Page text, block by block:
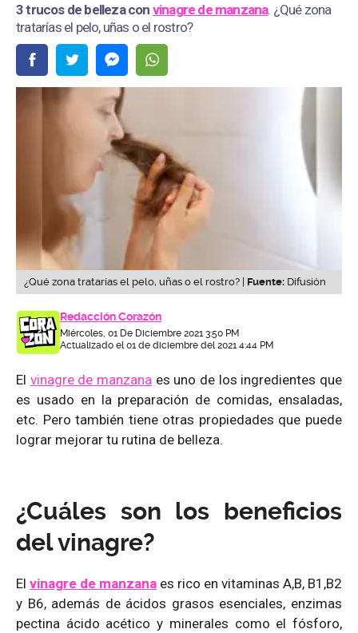
3 trucos de belleza con vinagre de manzana. ¿Qué zona
tratarías el pelo, uñas o el rostro?
¿Qué zona tratarías el pelo, uñas o el rostro? | Fuente: Difusión
Redacción Corazón
Miércoles, 01 De Diciembre 2021 3:50 PM
Actualizado el 01 de diciembre del 2021 4:44 PM
El vinagre de manzana es uno de los ingredientes que
es usado en la preparación de comidas, ensaladas,
etc. Pero también tiene otras propiedades que puede
lograr mejorar tu rutina de belleza.
¿Cuáles son los beneficios
del vinagre?
El vinagre de manzana es rico en vitaminas A,B, B1,B2
y B6, además de ácidos grasos esenciales, enzimas
pectina ácido acético y minerales como el fósforo,